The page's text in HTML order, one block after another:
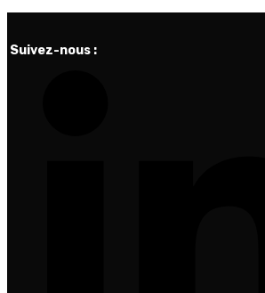
Suivez-nous :